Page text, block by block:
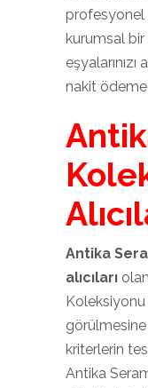
profesyonel
kurumsal bir
nakit ödeme
Antika
alıcıları
Koleksiyonu
kriterlerin
Antika